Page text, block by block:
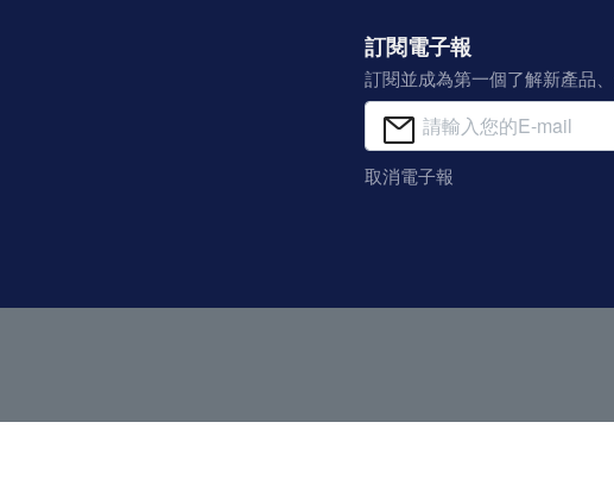
訂閱電子報
訂閱並成為第一個了解新產品、
取消電子報